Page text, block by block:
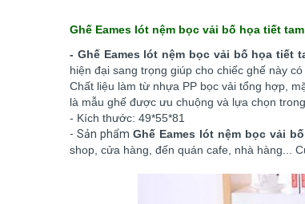
Ghế Eames lót nệm bọc vải bố họa tiết
- Ghế Eames lót nệm bọc vải bố họa tiết
hiện đại sang trọng giúp cho chiếc ghế này
Chất liệu làm từ nhựa PP bọc vải tổng hợp,
là mẫu ghế được ưu chuộng và lựa chọn
- Kích thước: 49*55*81
- Sản phẩm Ghế Eames lót nệm bọc vải
shop, cửa hàng, đến quán cafe, nhà hàng...